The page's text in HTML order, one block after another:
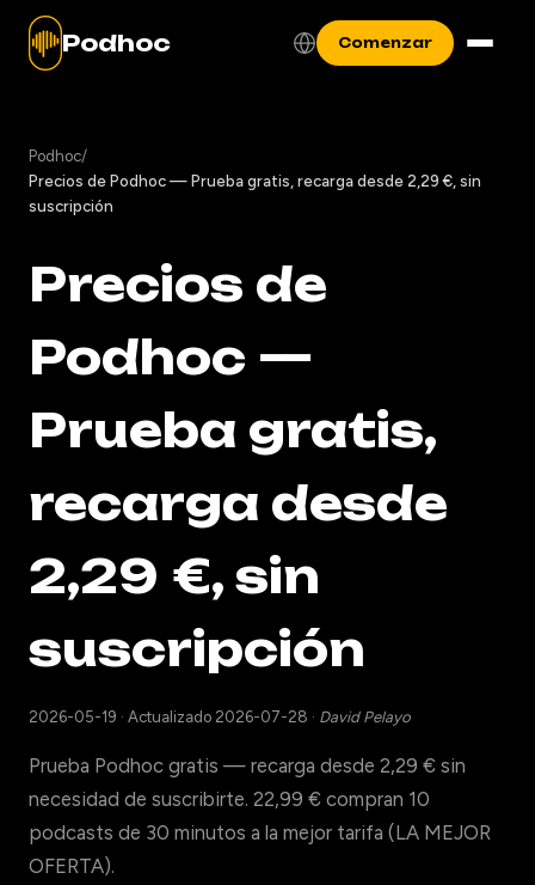
Podhoc Comenzar
Podhoc/
Precios de Podhoc — Prueba gratis, recarga desde 2,29 €, sin
suscripción
Precios de
Podhoc —
Prueba gratis,
recarga desde
2,29 €, sin
suscripción
2026-05-19 · Actualizado 2026-07-28 · David Pelayo
Prueba Podhoc gratis — recarga desde 2,29 € sin
necesidad de suscribirte. 22,99 € compran 10
podcasts de 30 minutos a la mejor tarifa (LA MEJOR
OFERTA).